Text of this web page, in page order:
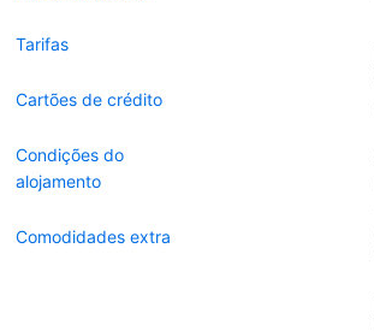
Tarifas
Cartões de crédito
Condições do
alojamento
Comodidades extra